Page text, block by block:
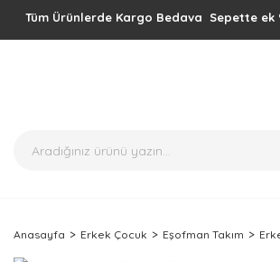
Tüm Ürünlerde Kargo Bedava Sepette ek
Anasayfa Erkek Çocuk Eşofman Takım